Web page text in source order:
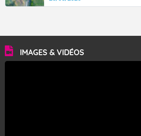
IMAGES & VIDÉOS